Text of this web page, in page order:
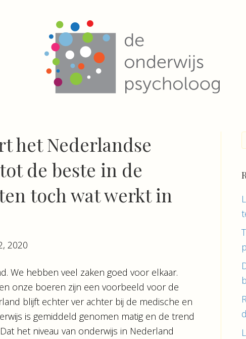
het Nederlandse
de beste in de
toch wat werkt in
2020
We hebben veel zaken goed voor elkaar.
onze boeren zijn een voorbeeld voor de
blijft echter ver achter bij de medische en
is gemiddeld genomen matig en de trend
het niveau van onderwijs in Nederland